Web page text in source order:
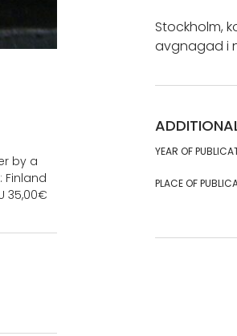
by a
35,00€
Stockholm,
avgnagad i
YEAR OF
PLACE OF